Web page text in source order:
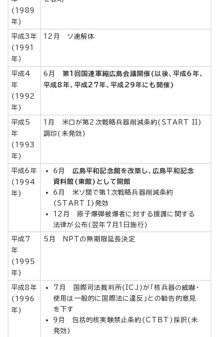
(1989
年)
平成3年
(1991
年）
12月 ソ連解体
平成4
年
(1992
年)
6月 第1回国連軍縮広島会議開催(以後、平成6年、
平成8年、平成27年、平成29年にも開催)
平成5
年
(1993
年)
1月 米ロが第2次戦略兵器削減条約(START II)
調印(未発効)
平成6年
(1994
年)
6月 広島平和記念館を改築し、広島平和記念
資料館(東館)として開館
6月 米ソ間で第1次戦略兵器削減条約
(START I)発効
12月 原子爆弾被爆者に対する援護に関する
法律が公布(翌年7月1日施行)
平成7
年
(1995
年)
5月 NPTの無期限延長決定
平成8年
(1996
年)
7月 国際司法裁判所(ICJ)が「核兵器の威嚇・
使用は一般的に国際法に違反」との勧告的意見
を下す
9月 包括的核実験禁止条約(CTBT)採択(未
発効)